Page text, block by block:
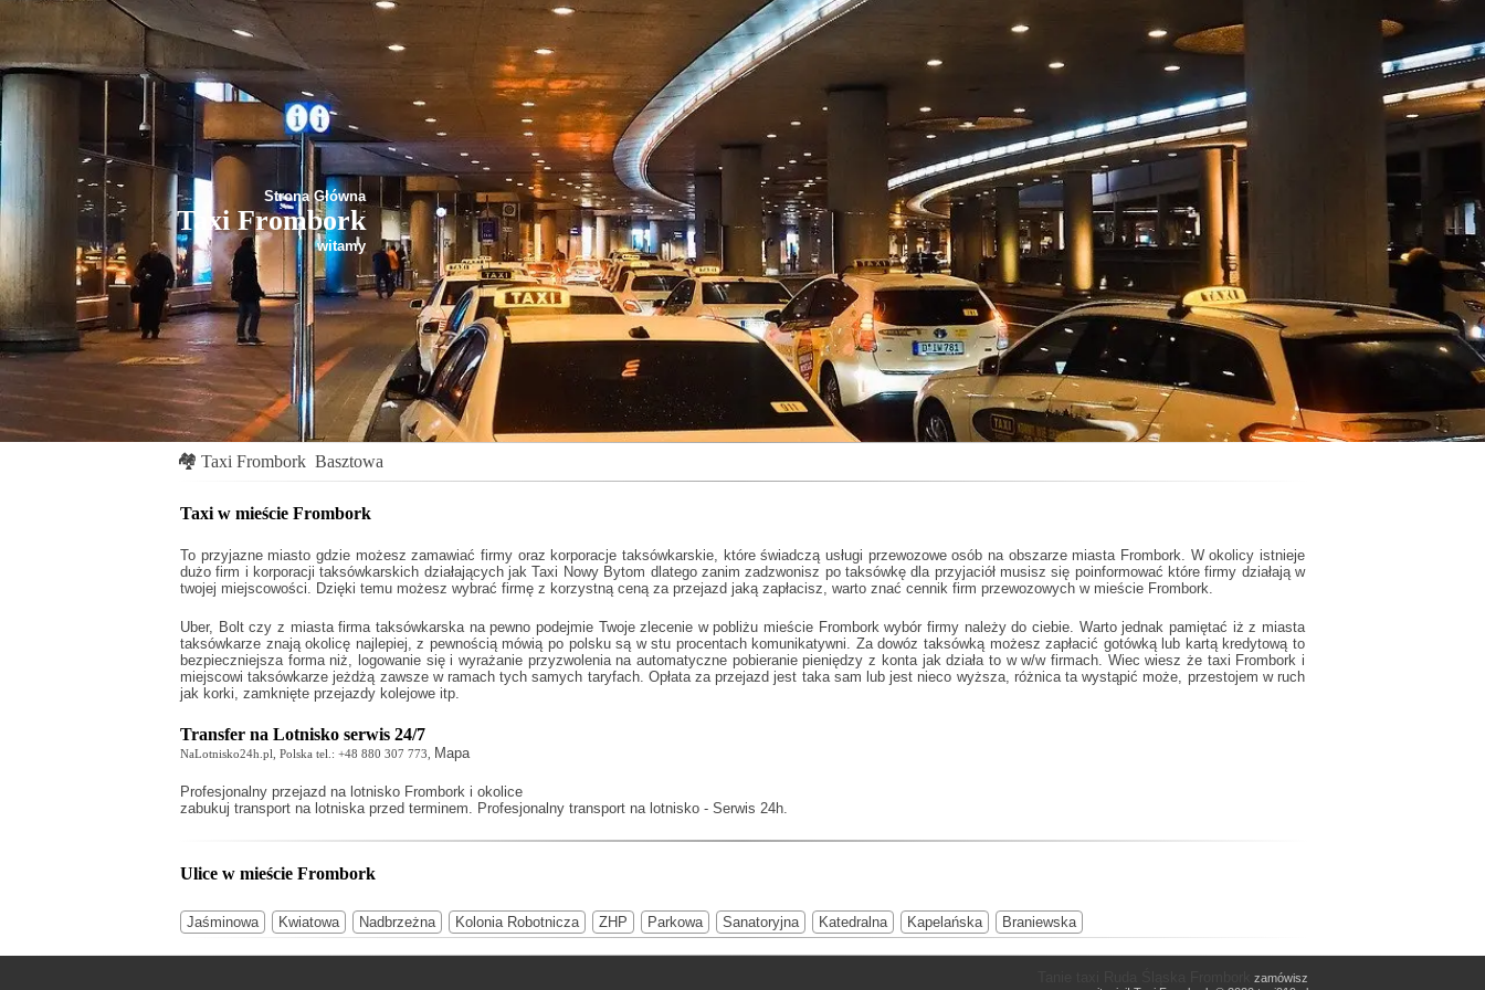
Strona Główna
Taxi Frombork
witamy
🏘 Taxi Frombork Basztowa
Taxi w mieście Frombork
To przyjazne miasto gdzie możesz zamawiać firmy oraz korporacje taksówkarskie, które świadczą usługi przewozowe osób na obszarze miasta Frombork. W okolicy istnieje
dużo firm i korporacji taksówkarskich działających jakTaxi Nowy Bytom dlatego zanim zadzwonisz po taksówkę dla przyjaciół musisz się poinformować które firmy działają w
twojej miejscowości. Dzięki temu możesz wybrać firmę z korzystną ceną za przejazd jaką zapłacisz, warto znać cennik firm przewozowych w mieście Frombork.
Uber, Bolt czy z miasta firma taksówkarska na pewno podejmie Twoje zlecenie w pobliżu mieście Frombork wybór firmy należy do ciebie. Warto jednak pamiętać iż z miasta
taksówkarze znają okolicę najlepiej, z pewnością mówią po polsku są w stu procentach komunikatywni. Za dowóz taksówką możesz zapłacić gotówką lub kartą kredytową to
bezpieczniejsza forma niż, logowanie się i wyrażanie przyzwolenia na automatyczne pobieranie pieniędzy z konta jak działa to w w/w firmach. Wiec wiesz że taxi Frombork i
miejscowi taksówkarze jeżdżą zawsze w ramach tych samych taryfach. Opłata za przejazd jest taka sam lub jest nieco wyższa, różnica ta wystąpić może, przestojem w ruch
jak korki, zamknięte przejazdy kolejowe itp.
Transfer na Lotnisko serwis 24/7
NaLotnisko24h.pl, Polska tel.: +48 880 307 773, Mapa
Profesjonalny przejazd na lotnisko Frombork i okolice
zabukuj transport na lotniska przed terminem. Profesjonalny transport na lotnisko - Serwis 24h.
Ulice w mieście Frombork
Jaśminowa Kwiatowa Nadbrzeżna Kolonia Robotnicza ZHP Parkowa Sanatoryjna Katedralna Kapelańska Braniewska
zamówisz